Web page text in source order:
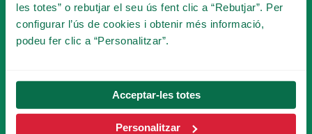
les totes” o rebutjar el seu ús fent clic a “Rebutjar”. Per
configurar l’ús de cookies i obtenir més informació,
podeu fer clic a “Personalitzar”.
Acceptar-les totes
Personalitzar
FES-TE SOCI
DEL TIBICLUB!